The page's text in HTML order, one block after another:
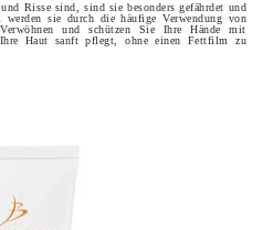
Risse sind, sind sie besonders gefährdet und
werden sie durch die häufige Verwendung von
und schützen Sie Ihre Hände mit
Haut sanft pflegt, ohne einen Fettfilm zu